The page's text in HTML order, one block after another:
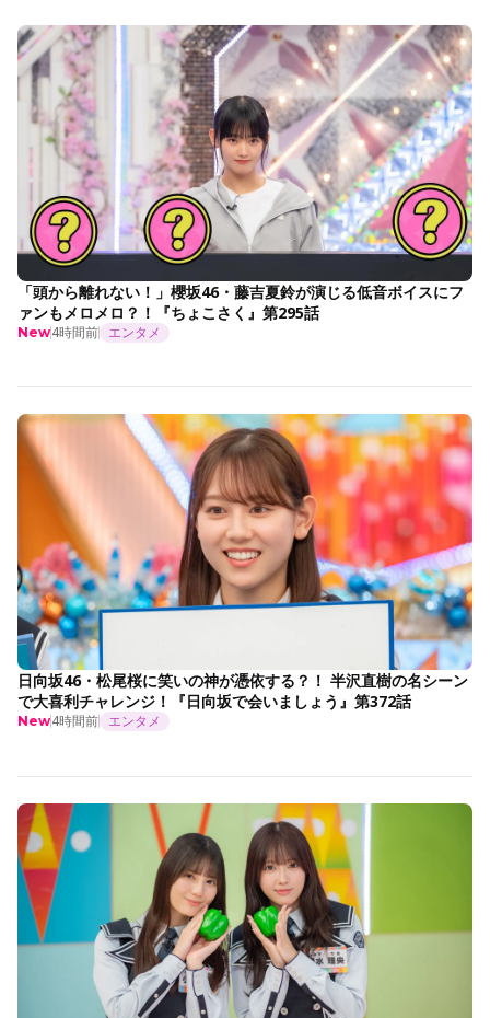
「頭から離れない！」櫻坂46・藤吉夏鈴が演じる低音ボイスにフ
ァンもメロメロ？！『ちょこさく』第295話
New4時間前 エンタメ
日向坂46・松尾桜に笑いの神が憑依する？！ 半沢直樹の名シーン
で大喜利チャレンジ！『日向坂で会いましょう』第372話
New4時間前 エンタメ